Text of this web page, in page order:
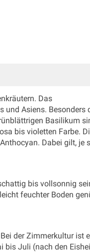
Das
und Asiens. Besonders
Basilikum
bis violetten Farbe.
Dabei gilt, je
bis vollsonnig
feuchter Boden
der Zimmerkultur ist
bis Juli (nach den